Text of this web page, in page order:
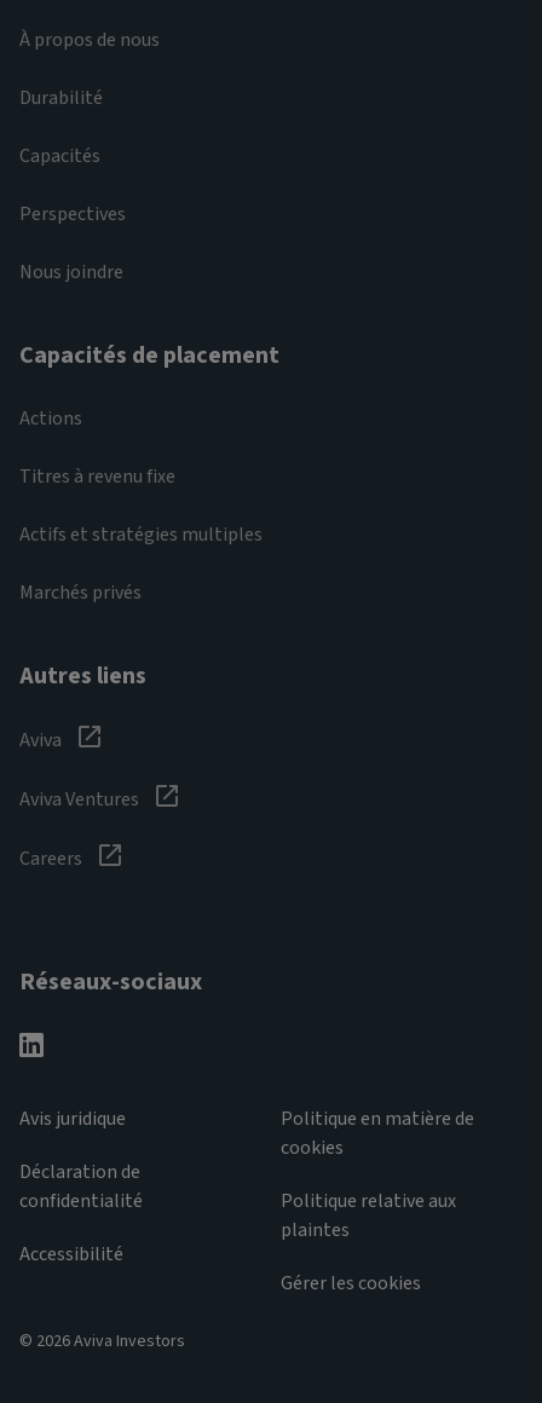
À propos de nous
Durabilité
Capacités
Perspectives
Nous joindre
Capacités de placement
Actions
Titres à revenu fixe
Actifs et stratégies multiples
Marchés privés
Autres liens
Aviva
Aviva Ventures
Careers
Réseaux-sociaux
Avis juridique
Déclaration de
confidentialité
Accessibilité
Politique en matière de
cookies
Politique relative aux
plaintes
Gérer les cookies
© 2026 Aviva Investors